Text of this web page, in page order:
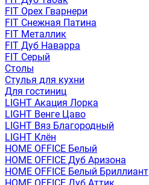
FIT Орех Гварнери
FIT Снежная Патина
FIT Металлик
FIT Дуб Наварра
FIT Серый
Столы
Стулья для кухни
Для гостиниц
LIGHT Акация Лорка
LIGHT Венге Цаво
LIGHT Вяз Благородный
LIGHT Клён
HOME OFFICE Белый
HOME OFFICE Дуб Аризона
HOME OFFICE Белый Бриллиант